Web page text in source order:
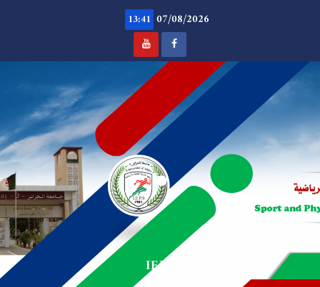
07/08/2026
13:41
.
IEPS